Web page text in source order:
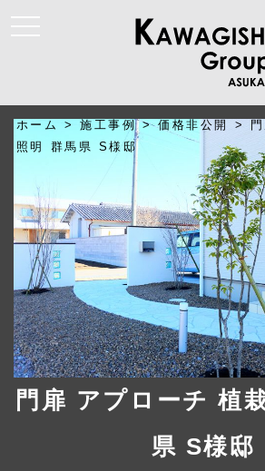
t
o
n
a
v
i
i
o
n
ホーム >施工事例>価格非公開 >
照明 群馬県 S様邸
門扉 アプローチ 植
県 S様邸